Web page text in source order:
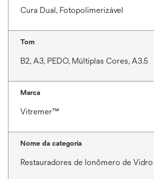
Cura Dual, Fotopolimerizável
Tom
B2, A3, PEDO, Múltiplas Cores, A3.5
Marca
Vitremer™
Nome da categoria
Restauradores de Ionômero de Vidro